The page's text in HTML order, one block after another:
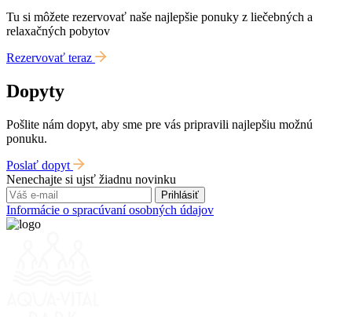
Tu si môžete rezervovať naše najlepšie ponuky z liečebných a
relaxačných pobytov
Rezervovať teraz
Dopyty
Pošlite nám dopyt, aby sme pre vás pripravili najlepšiu možnú
ponuku.
Poslať dopyt
Nenechajte si ujsť žiadnu novinku
Prihlásiť
Informácie o spracúvaní osobných údajov